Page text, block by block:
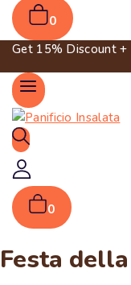
0
Get 15% Discount
0
Festa